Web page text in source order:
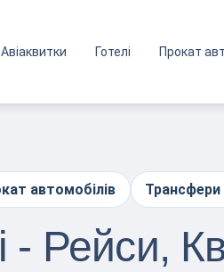
Авіаквитки Готелі Прокат
автомобілів Трансфери
- Рейси,